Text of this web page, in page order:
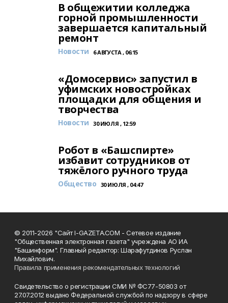
В общежитии колледжа
горной промышленности
завершается капитальный
ремонт
Новости 6 АВГУСТА , 06:15
«Домосервис» запустил в
уфимских новостройках
площадки для общения и
творчества
Новости 30 ИЮЛЯ , 12:59
Робот в «Башспирте»
избавит сотрудников от
тяжёлого ручного труда
Общество 30 ИЮЛЯ , 04:47
© 2011-2026 "Сайт I-GAZETA.COM - Сетевое издание
"Общественная электронная газета" учреждена АО ИА
"Башинформ". Главный редактор: Шарафутдинов Руслан
Михайлович.
Правила применения рекомендательных технологий
Свидетельство о регистрации СМИ № ФС77-50803 от
27.07.2012 выдано Федеральной службой по надзору в сфере